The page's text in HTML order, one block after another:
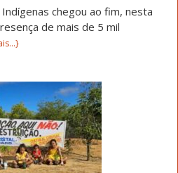
chegou ao fim, nesta
de mais de 5 mil